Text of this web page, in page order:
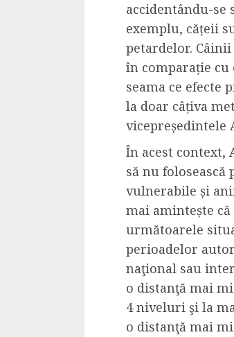
accidentându-se
exemplu, cățeii
petardelor. Câinii
în comparație cu
seama ce efecte
la doar câțiva
vicepreședintele
În acest context,
să nu
vulnerabile și
mai amintește
următoarele
perioadelor
naţional sau
o distanţă mai
4 niveluri şi la
o distanţă mai
fatala
ALEXANDRU
3 min read
Din fotoliu
film
cadre